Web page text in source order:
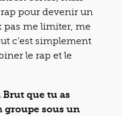
pour devenir un
pas me limiter, me
c’est simplement
le rap et le
Brut que tu as
groupe sous un